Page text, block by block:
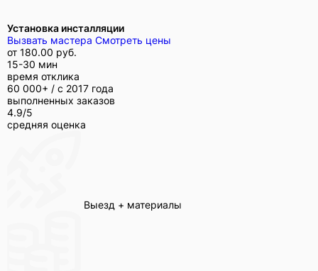
Установка инсталляции
Вызвать мастера Смотреть цены
от 180.00 руб.
15-30 мин
время отклика
60 000+ / с 2017 года
выполненных заказов
4.9/5
средняя оценка
Выезд + материалы